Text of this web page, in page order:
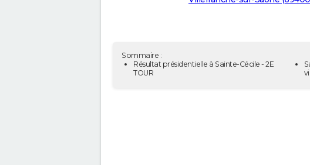
Sommaire :
Résultat présidentielle à Sainte-Cécile - 2E
TOUR